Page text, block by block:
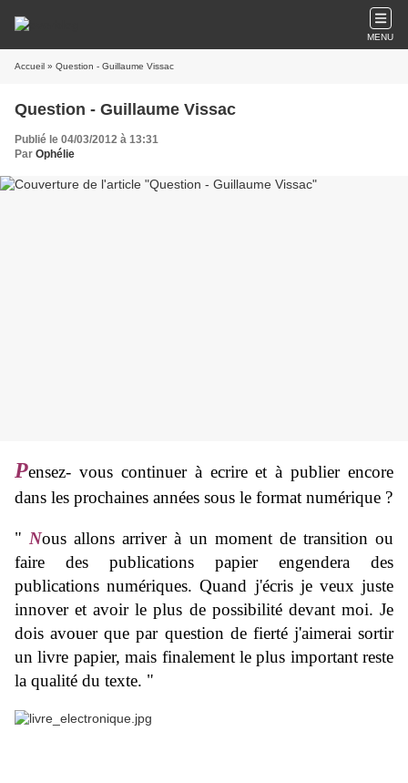
MENU
Accueil » Question - Guillaume Vissac
Question - Guillaume Vissac
Publié le 04/03/2012 à 13:31
Par Ophélie
Pensez- vous continuer à ecrire et à publier encore
dans les prochaines années sous le format numérique ?
" Nous allons arriver à un moment de transition ou
faire des publications papier engendera des
publications numériques. Quand j'écris je veux juste
innover et avoir le plus de possibilité devant moi. Je
dois avouer que par question de fierté j'aimerai sortir
un livre papier, mais finalement le plus important reste
la qualité du texte. "